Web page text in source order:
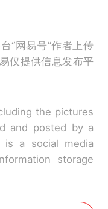
“网易号”作者上传
仅提供信息发布平
the pictures
and posted by a
is a social media
storage